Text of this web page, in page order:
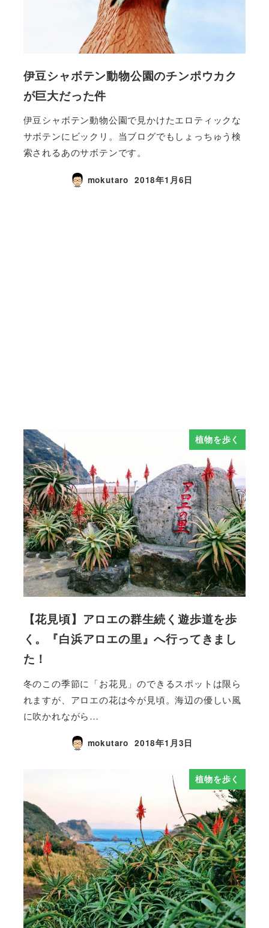
伊豆シャボテン動物公園のチンポウカク
が巨大だった件
伊豆シャボテン動物公園で見かけたエロティックな
サボテンにビックリ。当ブログでもしょっちゅう検
索されるあのサボテンです。
mokutaro 2018年1月6日
植物を歩く
【花見頃】アロエの群生続く遊歩道を歩
く。『白浜アロエの里』へ行ってきまし
た！
冬のこの季節に「お花見」のできるスポットは限ら
れますが、アロエの花は今が見頃。海辺の優しい風
に吹かれながら…
mokutaro 2018年1月3日
植物を歩く